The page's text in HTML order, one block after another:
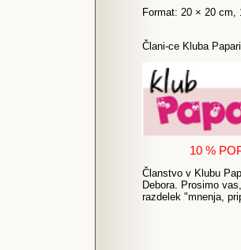
Format: 20 × 20
Člani-ce Kluba
10 %
Članstvo v Klubu
Debora. Prosimo
razdelek "mnenja,